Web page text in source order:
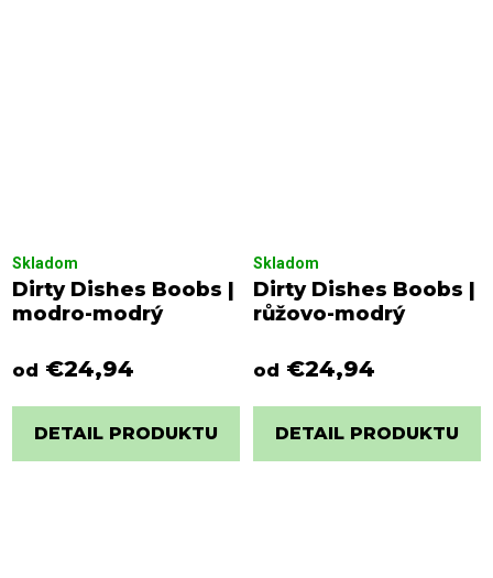
Dirty Dishes Boobs |
modro-modrý
Skladom
od €24,94
DETAIL PRODUKTU
Dirty Dishes Boobs |
růžovo-modrý
Skladom
od €24,94
DETAIL PRODUKTU